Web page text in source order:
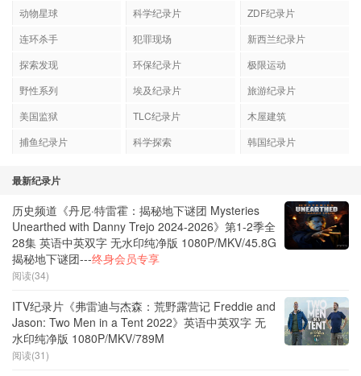
动物星球
科学纪录片
ZDF纪录片
连环杀手
犯罪现场
新西兰纪录片
探索发现
环保纪录片
极限运动
野性系列
埃及纪录片
旅游纪录片
美国监狱
TLC纪录片
木屋建筑
捕鱼纪录片
科学探索 韩国纪录片
最新纪录片
历史频道《丹尼·特雷霍：揭秘地下谜团 Mysteries
Unearthed with Danny Trejo 2024-2026》第1-2季全
28集 英语中英双字 无水印纯净版 1080P/MKV/45.8G
揭秘地下谜团---终身会员专享
阅读(34)
ITV纪录片《弗雷迪与杰森：荒野露营记 Freddie and
Jason: Two Men in a Tent 2022》英语中英双字 无
水印纯净版 1080P/MKV/789M
阅读(31)